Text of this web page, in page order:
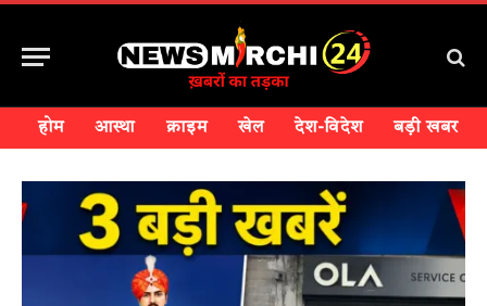
होम आस्था क्राइम खेल देश-विदेश बड़ी खबर